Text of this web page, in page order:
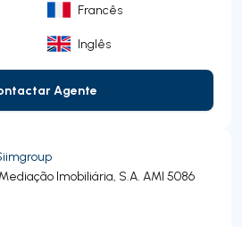
Francês
Inglês
Contactar Agente
Agente
Imobiliária, S.A. AMI 5086